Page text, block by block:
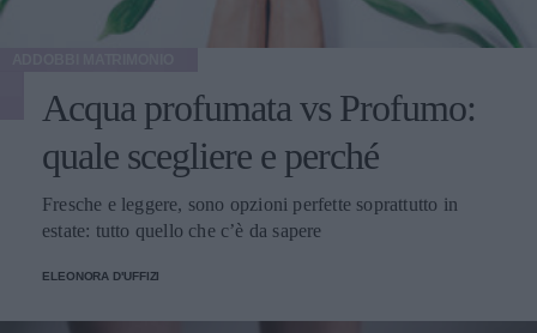
Acqua profumata vs Profumo:
quale scegliere e perché
Fresche e leggere, sono opzioni perfette soprattutto in
estate: tutto quello che c’è da sapere
ELEONORA D'UFFIZI